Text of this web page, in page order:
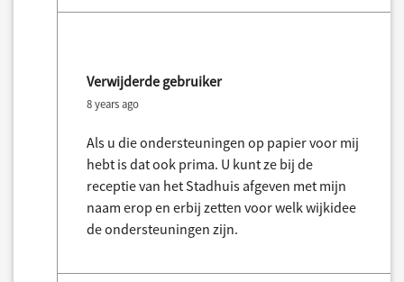
Verwijderde gebruiker
8 years ago
Als u die ondersteuningen op papier voor mij
hebt is dat ook prima. U kunt ze bij de
receptie van het Stadhuis afgeven met mijn
naam erop en erbij zetten voor welk wijkidee
de ondersteuningen zijn.